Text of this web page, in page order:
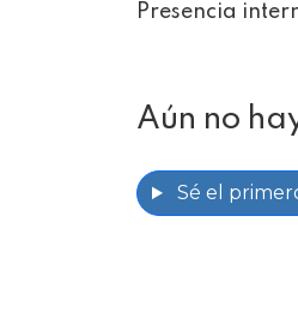
Presencia
Aún no
Sé el